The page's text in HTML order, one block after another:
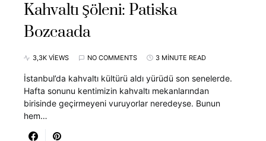
Kahvaltı Şöleni: Patiska
Bozcaada
3,3K VIEWS NO COMMENTS 3 MINUTE READ
İstanbul’da kahvaltı kültürü aldı yürüdü son senelerde.
Hafta sonunu kentimizin kahvaltı mekanlarından
birisinde geçirmeyeni vuruyorlar neredeyse. Bunun
hem…